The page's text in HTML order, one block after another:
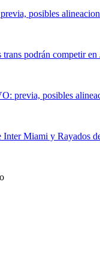
posibles
podrán competir
previa, posibles
Inter Miami y Rayados